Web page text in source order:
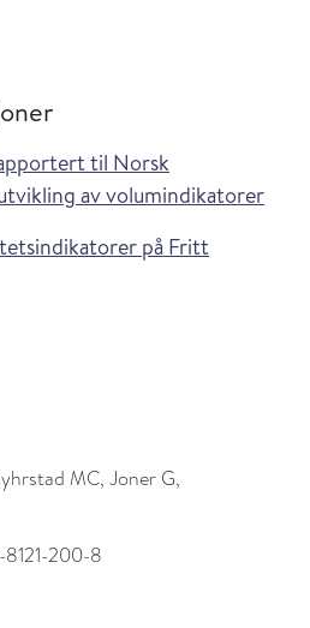
til Norsk
av volumindikatorer
på Fritt
MC, Joner G,
200-8